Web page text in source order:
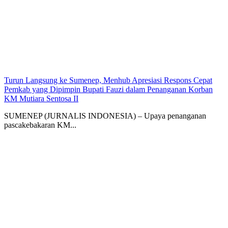
Turun Langsung ke Sumenep, Menhub Apresiasi Respons Cepat
Pemkab yang Dipimpin Bupati Fauzi dalam Penanganan Korban
KM Mutiara Sentosa II
SUMENEP (JURNALIS INDONESIA) – Upaya penanganan
pascakebakaran KM...